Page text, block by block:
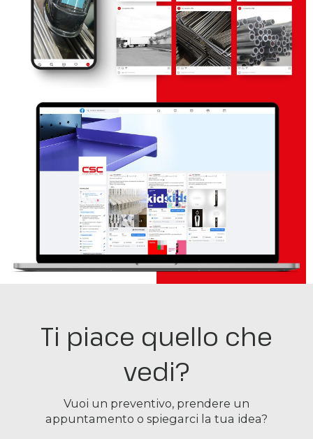
Ti piace quello che
vedi?
Vuoi un preventivo, prendere un
appuntamento o spiegarci la tua idea?